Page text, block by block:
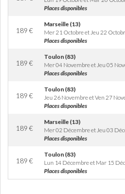
Places disponibles
189 €
Marseille (13)
Mer 21 Octobre et Jeu 22
Places disponibles
189 €
Toulon (83)
Mer 04 Novembre et Jeu 05
Places disponibles
189 €
Toulon (83)
Jeu 26 Novembre et Ven 27
Places disponibles
189 €
Marseille (13)
Mer 02 Décembre et Jeu 03
Places disponibles
189 €
Toulon (83)
Lun 14 Décembre et Mar 15
Places disponibles